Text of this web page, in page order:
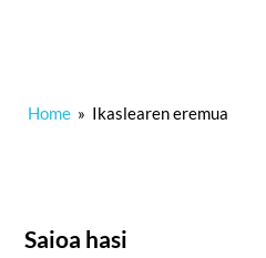
Home » Ikaslearen eremua
Saioa hasi